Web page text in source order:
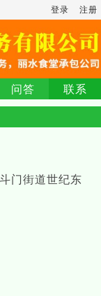
登录 注册
问答
联系
门街道世纪东